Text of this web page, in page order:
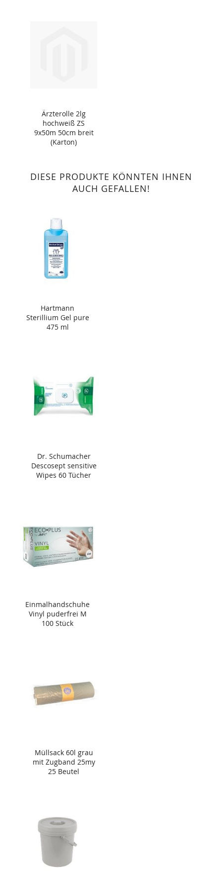
Ärzterolle 2lg
hochweiß ZS
9x50m 50cm breit
(Karton)
DIESE PRODUKTE KÖNNTEN IHNEN
AUCH GEFALLEN!
Hartmann
Sterillium Gel pure
475 ml
Dr. Schumacher
Descosept sensitive
Wipes 60 Tücher
Einmalhandschuhe
Vinyl puderfrei M
100 Stück
Müllsack 60l grau
mit Zugband 25my
25 Beutel